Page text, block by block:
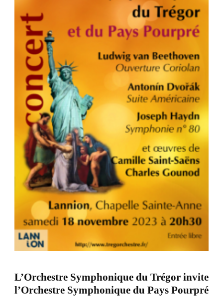
L’Orchestre Symphonique du Trégor invite
l’Orchestre Symphonique du Pays Pourpré